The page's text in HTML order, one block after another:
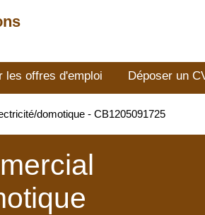
les offres d'emploi Déposer un
domotique - CB1205091725